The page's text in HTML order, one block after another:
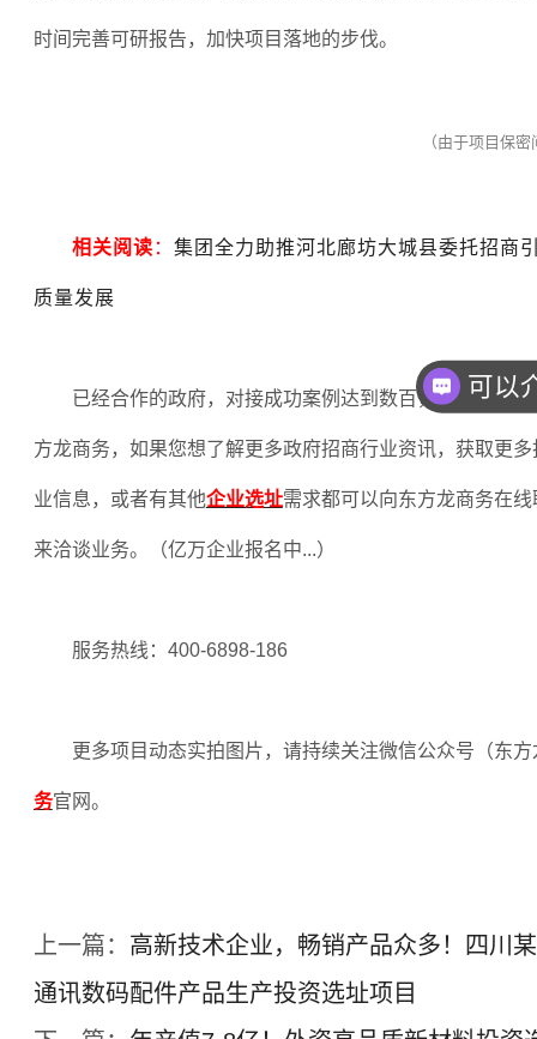
时间完善可研报告，加快项目落地的步伐。
（由于项目保
相关阅读 ： 集团全力助推河北廊坊大城县委托招商
质量发展
已经合作的政府，对接成功案例达到数百，欢迎企业
方龙商务，如果您想了解更多政府招商行业资讯，获取更
业信息，或者有其他企业选址需求都可以向东方龙商务在
来洽谈业务。（亿万企业报名中...）
服务热线： 400-6898-186
更多项目动态实拍图片，请持续关注微信公众号（东
务官网。
上一篇： 高新技术企业，畅销产品众多！四川
通讯数码配件产品生产投资选址项目
你